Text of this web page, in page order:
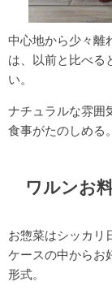
中心地から少々離
は、以前と比べる
い。
ナチュラルな雰囲
食事がたのしめる。
ワルンお
お惣菜はシッカリ
ケースの中からお
形式。